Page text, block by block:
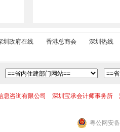
圳政府在线 香港总商会 深圳热线
息咨询有限公司 深圳宝承会计师事务所
粤公网安备